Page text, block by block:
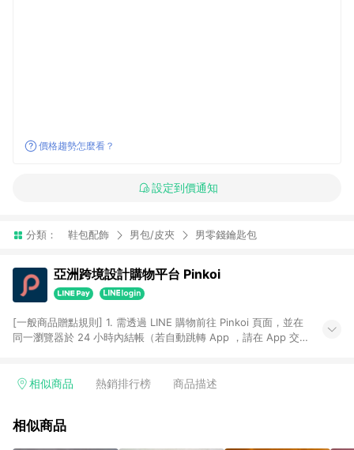
價格趨勢怎麼看？
設定到價通知
分類： 鞋包配飾 男包/皮夾 男零錢鑰匙包
亞洲跨境設計購物平台 Pinkoi
[一般商品贈點規則] 1. 需透過 LINE 購物前往 Pinkoi 頁面，並在
同一瀏覽器於 24 小時內結帳（若自動跳轉 App ，請在 App 交
回饋訂單不得享有 Pinkoi 站方優惠，例如首購優惠，P coins，
行為，不具贈點資格，部分退款不在此限。 6. APP 請更新至
相似商品 熱銷排行榜 商品描述
相似商品